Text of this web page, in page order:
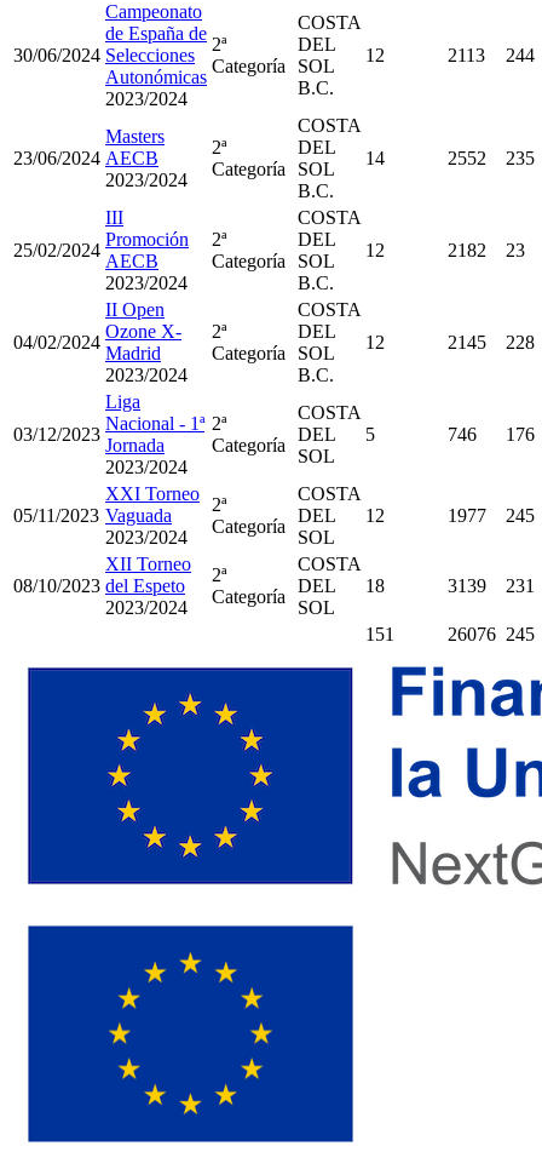
30/06/2024
Campeonato
de España de
Selecciones
Autonómicas
2023/2024
2ª
Categoría
COSTA
DEL
SOL
B.C.
12 2113 244
23/06/2024
Masters
AECB
2023/2024
2ª
Categoría
COSTA
DEL
SOL
B.C.
14 2552 235
25/02/2024
III
Promoción
AECB
2023/2024
2ª
Categoría
COSTA
DEL
SOL
B.C.
12 2182 23
04/02/2024
II Open
Ozone X-
Madrid
2023/2024
2ª
Categoría
COSTA
DEL
SOL
B.C.
12 2145 228
03/12/2023
Liga
Nacional - 1ª
Jornada
2023/2024
2ª
Categoría
COSTA
DEL
SOL
5 746 176
05/11/2023
XXI Torneo
Vaguada
2023/2024
2ª
Categoría
COSTA
DEL
SOL
12 1977 245
08/10/2023
XII Torneo
del Espeto
2023/2024
2ª
Categoría
COSTA
DEL
SOL
18 3139 231
151 26076 245